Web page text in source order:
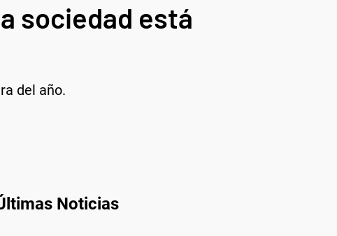
sociedad está
del año.
Noticias